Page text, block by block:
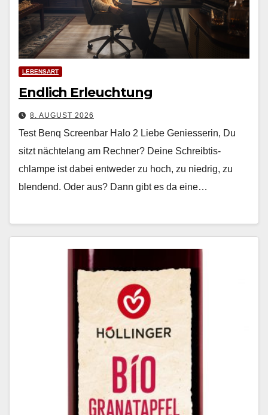
LEBENSART
Endlich Erleuchtung
8. AUGUST 2026
Test Benq Screenbar Halo 2 Liebe Geniesserin, Du
sitzt nächte­lang am Rech­n­er? Deine Schreibtis­
chlampe ist dabei entwed­er zu hoch, zu niedrig, zu
blendend. Oder aus? Dann gibt es da eine…